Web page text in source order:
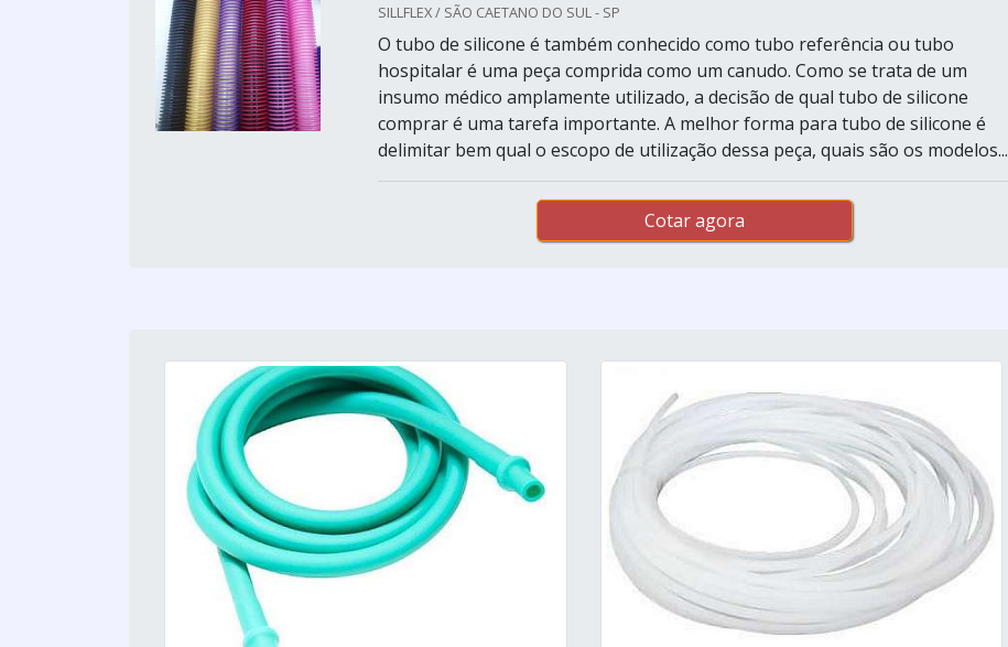
SILLFLEX / SÃO CAETANO DO SUL - SP
O tubo de silicone é também conhecido como tubo referência ou tubo
hospitalar é uma peça comprida como um canudo. Como se trata de um
insumo médico amplamente utilizado, a decisão de qual tubo de silicone
comprar é uma tarefa importante. A melhor forma para tubo de silicone é
delimitar bem qual o escopo de utilização dessa peça, quais são os modelos...
Cotar agora